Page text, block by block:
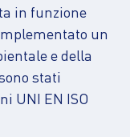
in funzione
un
e della
stati
UNI EN ISO